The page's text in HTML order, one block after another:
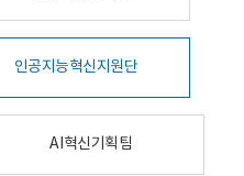
인공지능혁신지원단
AI혁신기획팀